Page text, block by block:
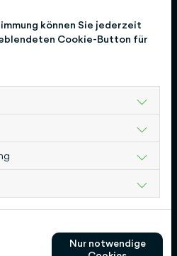
können Sie jederzeit
Cookie-Button für
Nur notwendige